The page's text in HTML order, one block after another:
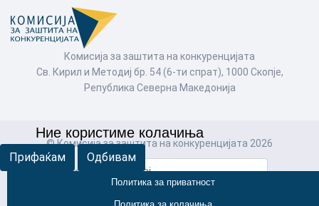
Комисија за заштита на конкуренцијата
Св. Кирил и Методиј бр. 54 (6-ти спрат), 1000 Скопје,
Република Северна Македонија
© Комисија за заштита на конкуренцијата 2026
Пребарај
Ние користиме колачиња
Прифаќам Одбивам
Политика за приватност